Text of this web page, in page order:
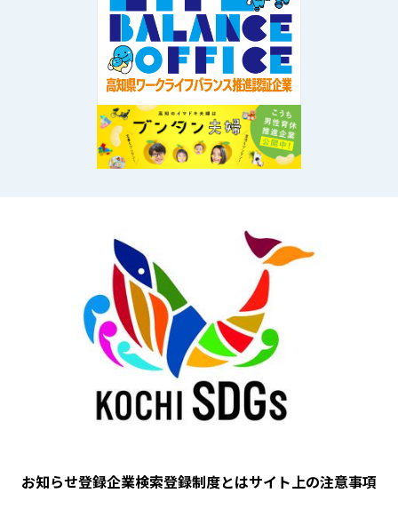
フッター
お知らせ登録企業検索登録制度とはサイト上の注意事項